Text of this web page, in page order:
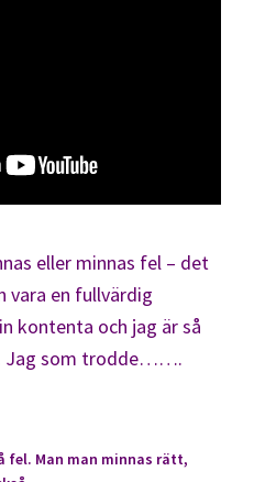
eller minnas fel – det
vara en fullvärdig
kontenta och jag är så
Jag som trodde…….
fel. Man man minnas rätt,